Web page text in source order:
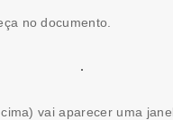
no documento.
vai aparecer uma